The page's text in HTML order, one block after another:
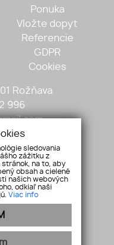
Ponuka
Vložte dopyt
Referencie
GDPR
Cookies
Rožňava
996
sledovania
zážitku z
na to, aby
obsah a cielené
našich webových
odkiaľ naši
Viac info